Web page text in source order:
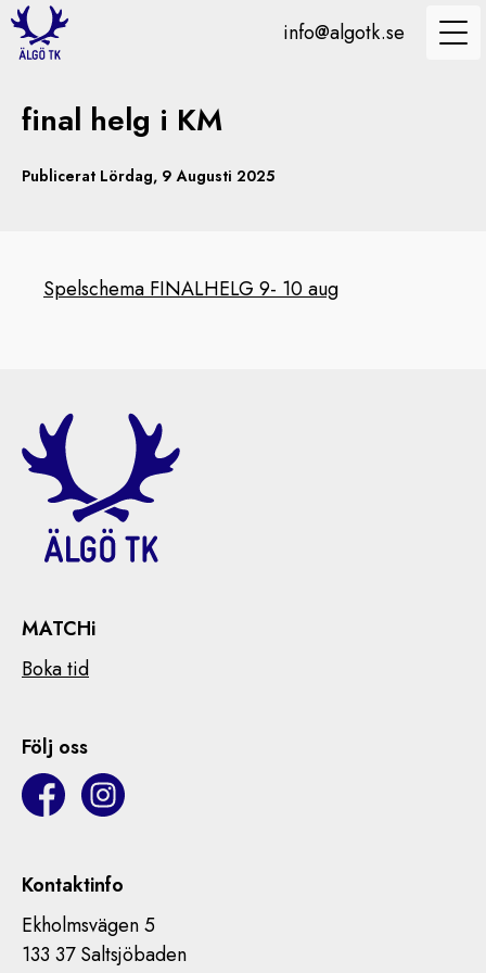
info@algotk.se
final helg i KM
Publicerat Lördag, 9 Augusti 2025
Spelschema FINALHELG 9- 10 aug
MATCHi
Boka tid
Följ oss
Kontaktinfo
Ekholmsvägen 5
133 37 Saltsjöbaden